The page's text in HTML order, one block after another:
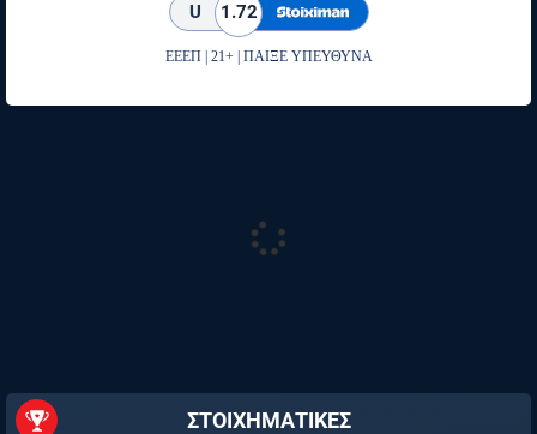
U 1.72
ΕΕΕΠ | 21+ | ΠΑΙΞΕ ΥΠΕΥΘΥΝΑ
ΣΤΟΙΧΗΜΑΤΙΚΕΣ